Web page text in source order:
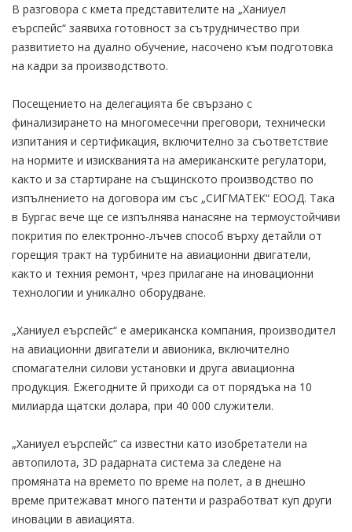
В разговора с кмета представителите на „Ханиуел
еърспейс“ заявиха готовност за сътрудничество при
развитието на дуално обучение, насочено към подготовка
на кадри за производството.
Посещението на делегацията бе свързано с
финализирането на многомесечни преговори, технически
изпитания и сертификация, включително за съответствие
на нормите и изискванията на американските регулатори,
както и за стартиране на същинското производство по
изпълнението на договора им със „СИГМАТЕК“ ЕООД. Така
в Бургас вече ще се изпълнява нанасяне на термоустойчиви
покрития по електронно-лъчев способ върху детайли от
горещия тракт на турбините на авиационни двигатели,
както и техния ремонт, чрез прилагане на иновационни
технологии и уникално оборудване.
„Ханиуел еърспейс“ е американска компания, производител
на авиационни двигатели и авионика, включително
спомагателни силови установки и друга авиационна
продукция. Ежегодните й приходи са от порядъка на 10
милиарда щатски долара, при 40 000 служители.
„Ханиуел еърспейс“ са известни като изобретатели на
автопилота, 3D радарната система за следене на
промяната на времето по време на полет, а в днешно
време притежават много патенти и разработват куп други
иновации в авиацията.